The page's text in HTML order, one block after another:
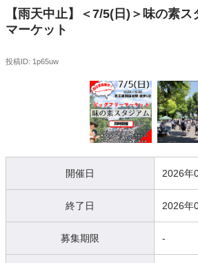
【雨天中止】＜7/5(日)＞味の素
マーケット
投稿ID: 1p65uw
開催日 2026年
終了日 2026年
募集期限 -